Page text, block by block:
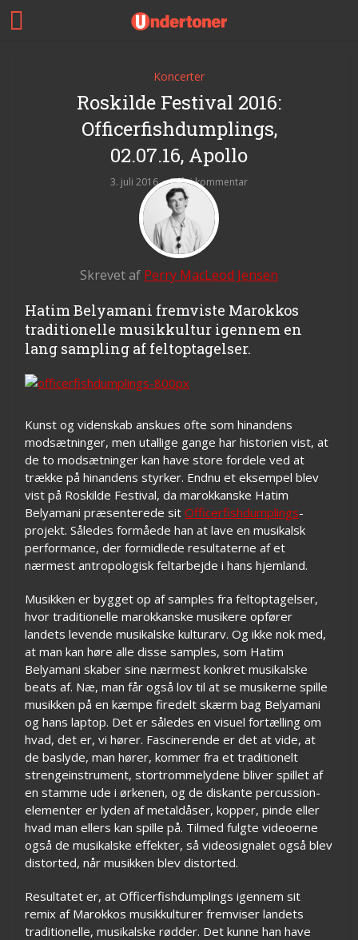
Koncerter
Roskilde Festival 2016:
Officerfishdumplings,
02.07.16, Apollo
3. juli 2016 Tilføj kommentar
Skrevet af Perry MacLeod Jensen
Hatim Belyamani fremviste Marokkos
traditionelle musikkultur igennem en
lang sampling af feltoptagelser.
Kunst og videnskab anskues ofte som hinandens
modsætninger, men utallige gange har historien vist, at
de to modsætninger kan have store fordele ved at
trække på hinandens styrker. Endnu et eksempel blev
vist på Roskilde Festival, da marokkanske Hatim
Belyamani præsenterede sitOfficerfishdumplings-
projekt. Således formåede han at lave en musikalsk
performance, der formidlede resultaterne af et
nærmest antropologisk feltarbejde i hans hjemland.
Musikken er bygget op af samples fra feltoptagelser,
hvor traditionelle marokkanske musikere opfører
landets levende musikalske kulturarv. Og ikke nok med,
at man kan høre alle disse samples, som Hatim
Belyamani skaber sine nærmest konkret musikalske
beats af. Næ, man får også lov til at se musikerne spille
musikken på en kæmpe firedelt skærm bag Belyamani
og hans laptop. Det er således en visuel fortælling om
hvad, det er, vi hører. Fascinerende er det at vide, at
de baslyde, man hører, kommer fra et traditionelt
strengeinstrument, stortrommelydene bliver spillet af
en stamme ude i ørkenen, og de diskante percussion-
elementer er lyden af metaldåser, kopper, pinde eller
hvad man ellers kan spille på. Tilmed fulgte videoerne
også de musikalske effekter, så videosignalet også blev
distorted, når musikken blev distorted.
Resultatet er, at Officerfishdumplings igennem sit
remix af Marokkos musikkulturer fremviser landets
traditionelle, musikalske rødder. Det kunne han have